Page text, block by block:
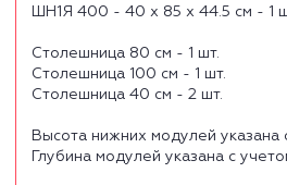
ШН1Я 400 - 40 х 85 х 44.5 см - 1
Столешница 80 см - 1 шт.
Столешница 100 см - 1 шт.
Столешница 40 см - 2 шт.
Высота нижних модулей указана
Глубина модулей указана с